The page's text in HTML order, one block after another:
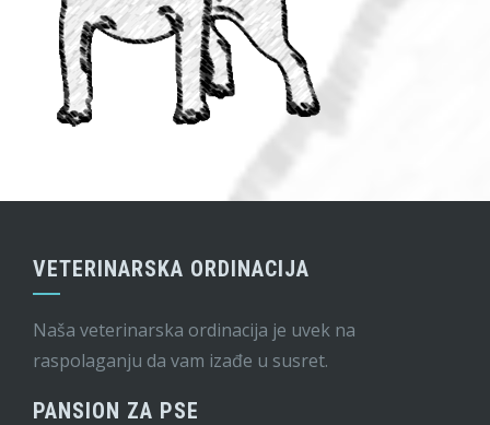
VETERINARSKA ORDINACIJA
Naša veterinarska ordinacija je uvek na
raspolaganju da vam izađe u susret.
PANSION ZA PSE